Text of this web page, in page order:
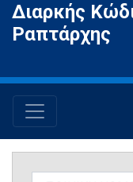
Διαρκής
Ραπτάρχης